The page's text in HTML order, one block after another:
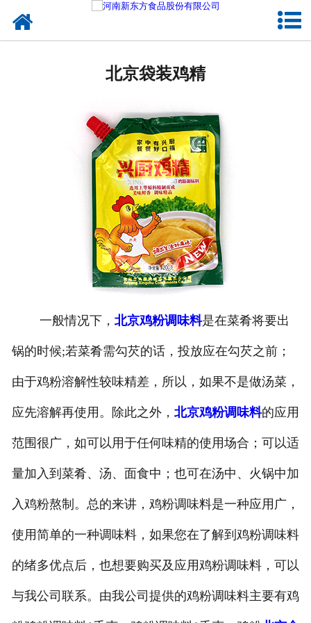
北京熟食品
北京调味品
北京鸡蛋壳粉
北京新东方食品
北京食品代加工
北京蜜汁味卤蛋
- 北京茶香味卤蛋
北京袋装鸡精
一般情况下， 北京鸡粉调味料是在菜肴将要出
锅的时候;若菜肴需勾芡的话，投放应在勾芡之前；
由于鸡粉溶解性较味精差，所以，如果不是做汤菜，
应先溶解再使用。除此之外， 北京鸡粉调味料的应用
范围很广，如可以用于任何味精的使用场合；可以适
量加入到菜肴、汤、面食中；也可在汤中、火锅中加
入鸡粉熬制。总的来讲，鸡粉调味料是一种应用广，
使用简单的一种调味料，如果您在了解到鸡粉调味料
的绪多优点后，也想要购买及应用鸡粉调味料，可以
与我公司联系。由我公司提供的鸡粉调味料主要有鸡